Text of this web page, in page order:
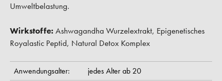
Umweltbelastung.
Wirkstoffe: Ashwagandha Wurzelextrakt, Epigenetisches
Royalastic Peptid, Natural Detox Komplex
Anwendungsalter:
jedes Alter ab 20